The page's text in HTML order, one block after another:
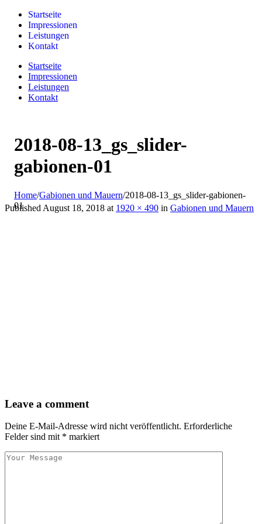
Skip
content
Startseite
Impressionen
Leistungen
Kontakt
Startseite
Impressionen
Leistungen
Kontakt
2018-08-13_gs_slider-
gabionen-01
Home/Gabionen und Mauern/2018-08-13_gs_slider-gabionen-
01
Published August 18, 2018 at 1920 × 490 in Gabionen und Mauern
Leave a comment
Deine E-Mail-Adresse wird nicht veröffentlicht. Erforderliche
Felder sind mit * markiert